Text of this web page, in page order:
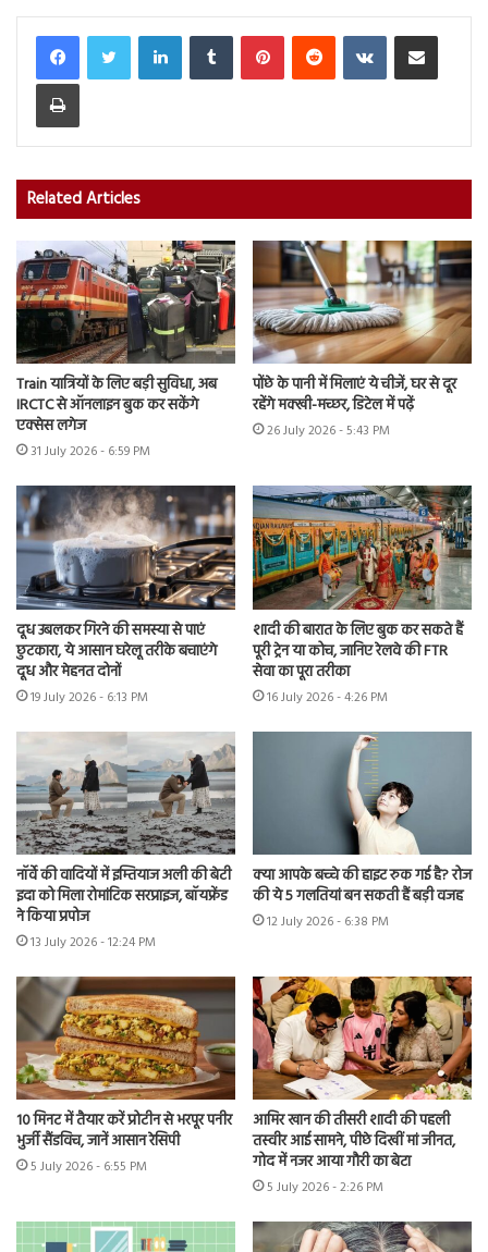
LinkedInTumblr PinterestReddit VKontakteShare via Email
Print
Related Articles
Train यात्रियों के लिए बड़ी सुविधा, अब
IRCTC से ऑनलाइन बुक कर सकेंगे
एक्सेस लगेज
31 July 2026 - 6:59 PM
पोंछे के पानी में मिलाएं ये चीजें, घर से दूर
रहेंगे मक्खी-मच्छर, डिटेल में पढ़ें
26 July 2026 - 5:43 PM
दूध उबलकर गिरने की समस्या से पाएं
छुटकारा, ये आसान घरेलू तरीके बचाएंगे
दूध और मेहनत दोनों
19 July 2026 - 6:13 PM
शादी की बारात के लिए बुक कर सकते हैं
पूरी ट्रेन या कोच, जानिए रेलवे की FTR
सेवा का पूरा तरीका
16 July 2026 - 4:26 PM
नॉर्वे की वादियों में इम्तियाज अली की बेटी
इदा को मिला रोमांटिक सरप्राइज, बॉयफ्रेंड
ने किया प्रपोज
13 July 2026 - 12:24 PM
क्या आपके बच्चे की हाइट रुक गई है? रोज
की ये 5 गलतियां बन सकती हैं बड़ी वजह
12 July 2026 - 6:38 PM
10 मिनट में तैयार करें प्रोटीन से भरपूर पनीर
भुर्जी सैंडविच, जानें आसान रेसिपी
5 July 2026 - 6:55 PM
आमिर खान की तीसरी शादी की पहली
तस्वीर आई सामने, पीछे दिखीं मां जीनत,
गोद में नजर आया गौरी का बेटा
5 July 2026 - 2:26 PM